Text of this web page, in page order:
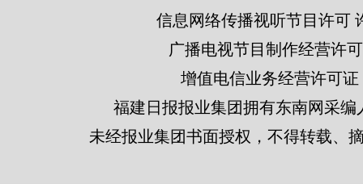
信息网络传播视听节目许可
广播电视节目制作经营许
增值电信业务经营许可证
福建日报报业集团拥有东南网采
未经报业集团书面授权，不得转载、